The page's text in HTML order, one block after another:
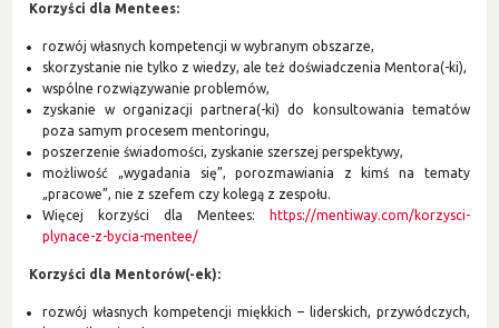
Korzyści dla Mentees:
rozwój własnych kompetencji w wybranym obszarze,
skorzystanie nie tylko z wiedzy, ale też doświadczenia Mentora(-ki),
wspólne rozwiązywanie problemów,
zyskanie w organizacji partnera(-ki) do konsultowania tematów
poza samym procesem mentoringu,
poszerzenie świadomości, zyskanie szerszej perspektywy,
możliwość „wygadania się”, porozmawiania z kimś na tematy
„pracowe”, nie z szefem czy kolegą z zespołu.
Więcej korzyści dla Mentees:
https://mentiway.com/korzysci-
plynace-z-bycia-mentee/
Korzyści dla Mentorów(-ek):
rozwój własnych kompetencji miękkich – liderskich, przywódczych,